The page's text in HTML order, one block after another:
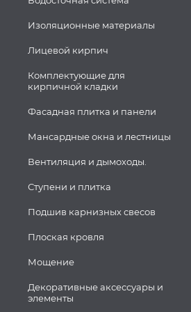
Изоляционные материалы
Лицевой кирпич
Комплектующие для
кирпичной кладки
Фасадная плитка и панели
Мансардные окна и лестницы
Вентиляция и дымоходы.
Ступени и плитка
Подшив карнизных свесов
Плоская кровля
Мощение
Декоративные аксессуары и
элементы